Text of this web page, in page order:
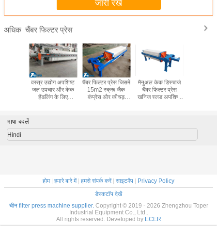
जारी रखें
अधिक चैंबर फिल्टर प्रेस
फिल्टर
वस्त्र उद्योग अपशिष्ट
जल उपचार और केक
हैंडलिंग के लिए
चैंबर फिल्टर प्रेस जिसमें
15m2 स्क्रू जैक
कंप्रेस और कीचड़
मैनुअल केक डिस्चार्ज
चैंबर फिल्टर प्रेस
खनिज स्लड अपशिष्ट
भाषा बदलें
Hindi
होम| हमारे बारे में| हमसे संपर्क करें| साइटमैप
Privacy Policy
डेस्कटॉप देखें
चीन filter press machine supplier. Copyright © 2019 - 2026 Zhengzhou Toper
Industrial Equipment Co., Ltd..
All rights reserved. Developed by ECER